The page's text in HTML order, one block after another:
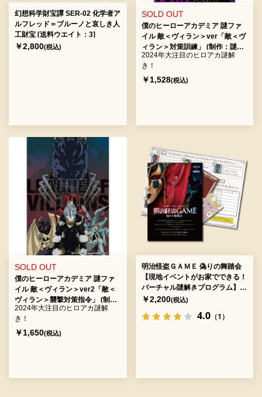
幻想科学財宝譚 SER-02 化学者ア
ルフレッド＝ブルーノと哀しき人
工財宝 [送料ウエイト：3]
￥2,800(税込)
SOLD OUT
僕のヒーローアカデミア 謎ファ
イル 敵＜ヴィラン＞ver「敵＜ヴ
ィラン＞対策訓練」 (制作：謎解
敵＜ヴィラン＞連合) [送料ウエイ
ト：2]
2024年大注目のヒロアカ謎解
き！
￥1,528(税込)
SOLD OUT
僕のヒーローアカデミア 謎ファ
イル 敵＜ヴィラン＞ver2「敵＜
ヴィラン＞襲撃対策指令」 (制
作：謎解敵＜ヴィラン＞連合) [送
料ウエイト：2]
2024年大注目のヒロアカ謎解
き！
￥1,650(税込)
明治怪盗ＧＡＭＥ 偽りの舞踏会
【現地イベントがお家でできる！
バーチャル謎解きプログラム】
[送料ウエイト：3]
￥2,200(税込)
4.0（1）